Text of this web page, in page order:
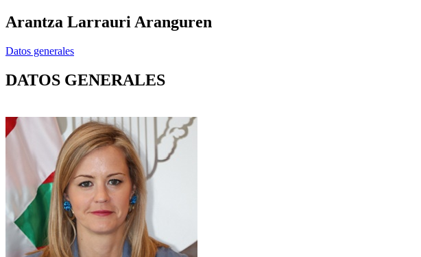
Arantza Larrauri Aranguren
Datos generales
DATOS GENERALES